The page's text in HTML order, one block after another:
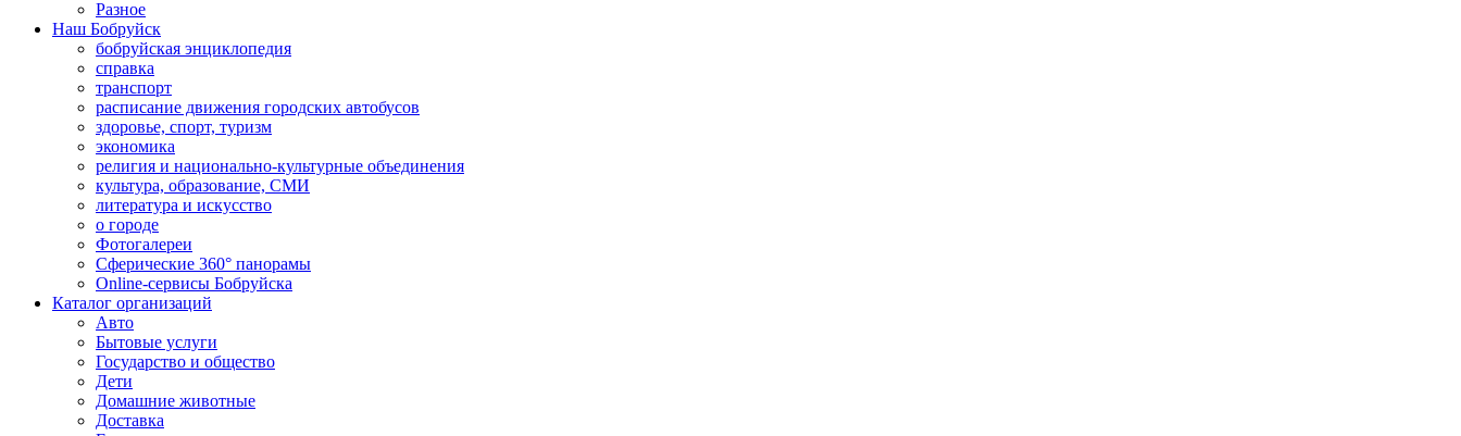
Разное
Наш Бобруйск
бобруйская энциклопедия
справка
транспорт
расписание движения городских автобусов
здоровье, спорт, туризм
экономика
религия и национально-культурные объединения
культура, образование, СМИ
литература и искусство
о городе
Фотогалереи
Сферические 360° панорамы
Online-сервисы Бобруйска
Каталог организаций
Авто
Бытовые услуги
Государство и общество
Дети
Домашние животные
Доставка